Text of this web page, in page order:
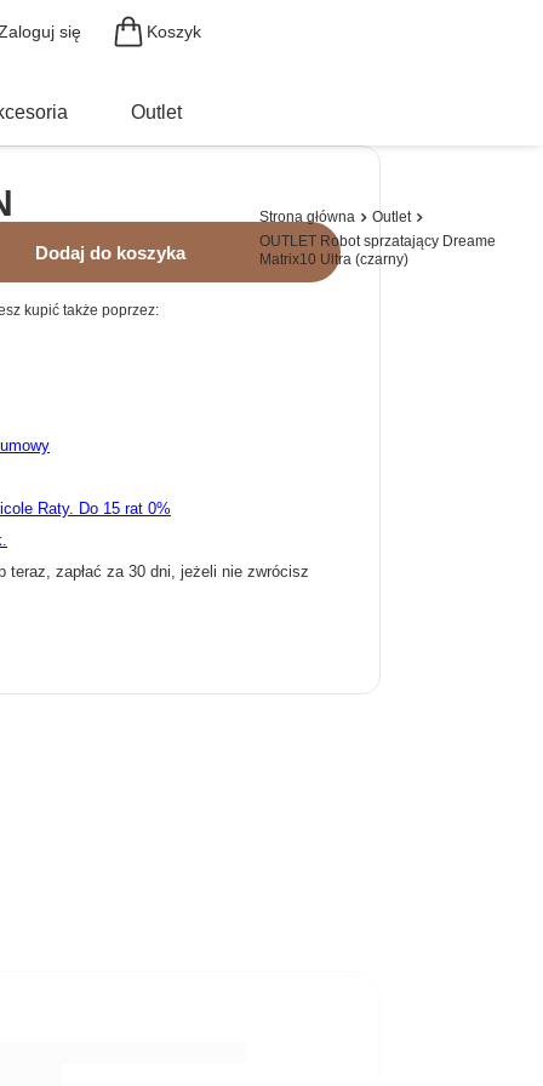
się Koszyk
Outlet
Strona główna
Outlet
OUTLET Robot sprzatający Dreame
Matrix10 Ultra (czarny)
Dodaj do koszyka
kupić także poprzez:
Raty.
teraz, zapłać za 30 dni, jeżeli nie zwrócisz